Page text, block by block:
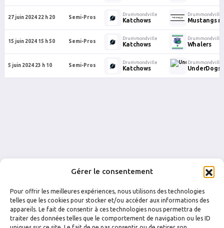
Gérer le consentement
Pour offrir les meilleures expériences, nous utilisons des technologies
telles que les cookies pour stocker et/ou accéder aux informations des
appareils. Le fait de consentir à ces technologies nous permettra de
traiter des données telles que le comportement de navigation ou les ID
27 juin 2024 22 h 20 Semi-Pros
Drummondville
Katchows
Drummondville
Mustangs
15 juin 2024 15 h 50 Semi-Pros
Drummondville
Katchows
Drummondville
Whalers
5 juin 2024 23 h 10 Semi-Pros
Drummondville
Katchows
Drummondville
UnderDogs
INSTAGRAM